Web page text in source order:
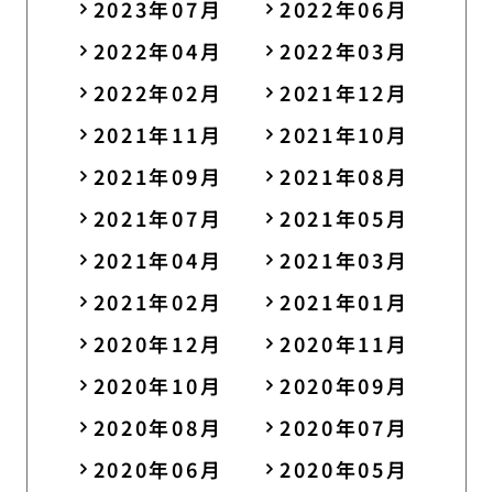
2023年07月
2022年06月
2022年04月
2022年03月
2022年02月
2021年12月
2021年11月
2021年10月
2021年09月
2021年08月
2021年07月
2021年05月
2021年04月
2021年03月
2021年02月
2021年01月
2020年12月
2020年11月
2020年10月
2020年09月
2020年08月
2020年07月
2020年06月
2020年05月